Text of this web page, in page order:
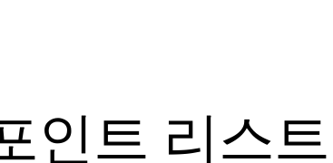
인트 리스트